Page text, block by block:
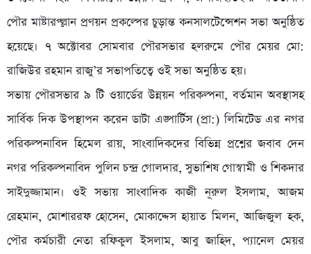
পৌর মাষ্টারপ্ল্লান প্রণয়ন প্রকল্পের চুড়ান্ত কনসালটেন্সেশন সভা অনুষ্ঠিত
হয়েছে। ৭ অক্টোবর সোমবার পৌরসভার হলরুমে পৌর মেয়র মো:
রাজিউর রহমান রাজু’র সভাপতিত্বে ওই সভা অনুষ্ঠিত হয়।
সভায় পৌরসভার ৯ টি ওয়ার্ডের উন্নয়ন পরিকল্পনা, বর্তমান অবস্থাসহ
সার্বিক দিক উপস্থাপন করেন ডাটা এঙ্পার্টিস (প্রা:) লিমিটেড এর নগর
পরিকল্পনাবিদ হিমেল রায়, সাংবাদিকদের বিভিন্ন প্রশ্নের জবাব দেন
নগর পরিকল্পনাবিদ পুলিন চন্দ্র গোলদার, সুভাশিষ গোস্বামী ও শিকদার
সাইদুজ্জামান। ওই সভায় সাংবাদিক কাজী নূরুল ইসলাম, আজম
রেহমান, মোশাররফ হোসেন, মোকাদ্দেস হায়াত মিলন, আজিজুল হক,
পৌর কর্মচারী নেতা রফিকুল ইসলাম, আবু জাহিদ, প্যানেল মেয়র